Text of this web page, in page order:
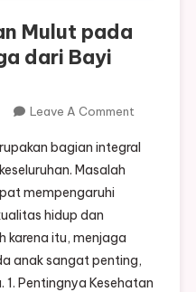
Mulut pada
dari Bayi
Leave A CommentOn
Gigi
Tips
Menjaga
bagian integral
Masalah
mempengaruhi
hidup dan
karena itu, menjaga
anak sangat penting,
Pentingnya Kesehatan